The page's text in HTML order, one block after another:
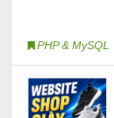
PHP & MySQL